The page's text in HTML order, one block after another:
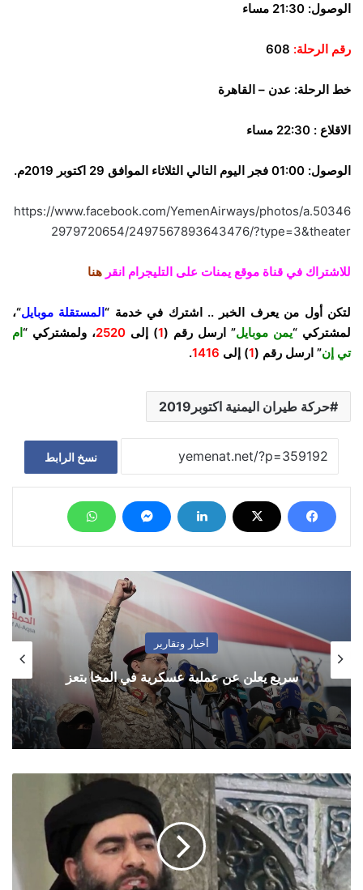
الوصول: 21:30 مساء
رقم الرحلة:
خط الرحلة: عدن – القاهرة
الاقلاع : 22:30 مساء
الوصول: 01:00 فجر اليوم التالي الثلاثاء الموافق 29 اكتوبر 2019م.
https://www.facebook.com/YemenAirways/photos/a.50346
2979720654/2497567893643476/?type=3&theater
للاشتراك في قناة موقع يمنات على التليجرام انقر هنا
لتكن أول من يعرف الخبر .. اشترك في خدمة “المستقلة موبايل“،
لمشتركي “يمن موبايل” ارسل رقم (1) إلى 2520، ولمشتركي “ام
تي إن” ارسل رقم (1) إلى 1416
.
حركة طيران اليمنية اكتوبر2019
نسخ الرابط
أخبار وتقارير
سريع يعلن عن عملية عسكرية في المخا بتعز
ترامب
يعلن
رسميا
مقتل
البغدادي
في
أدلب